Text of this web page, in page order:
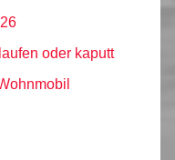
oder kaputt